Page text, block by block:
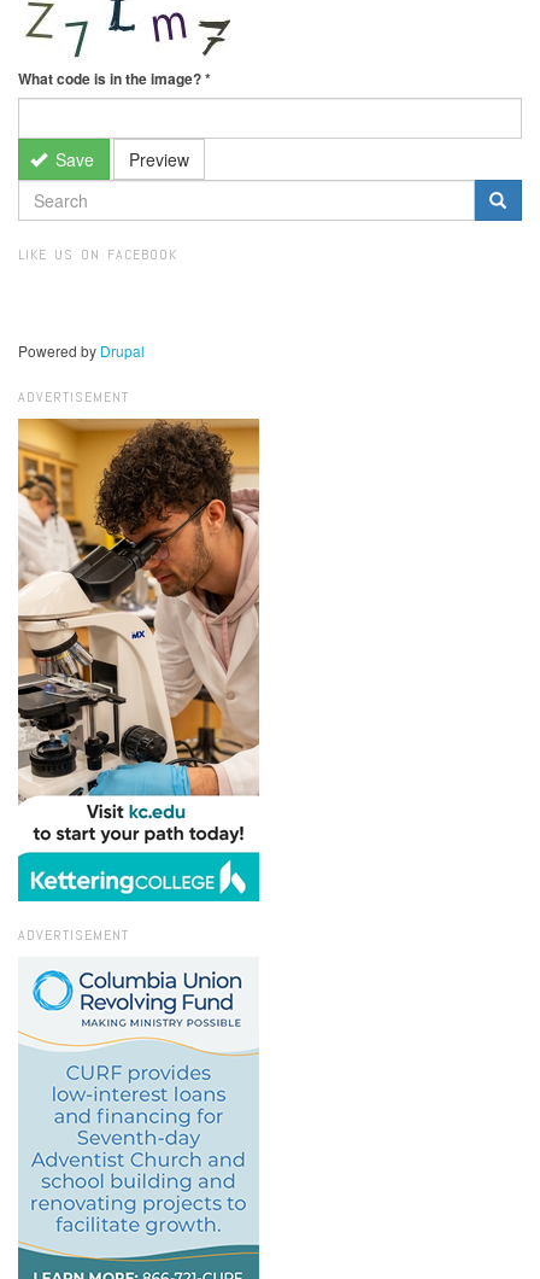
What code is in the image?*
Save Preview
SEARCH
FORM
LIKE US ON FACEBOOK
Powered by Drupal
ADVERTISEMENT
ADVERTISEMENT